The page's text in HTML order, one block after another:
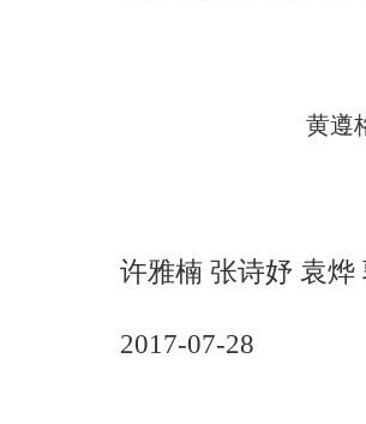
黄遵
许雅楠 张诗妤 袁烨
2017-07-28